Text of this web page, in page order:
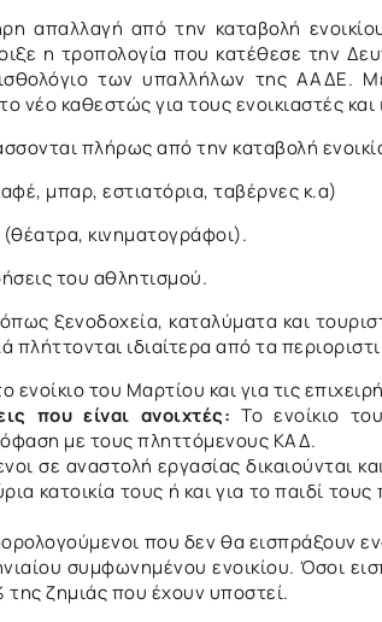
απαλλαγή από την καταβολή
η τροπολογία που κατέθεσε την
των υπαλλήλων της ΑΑΔΕ.
καθεστώς για τους ενοικιαστές
πλήρως από την καταβολή
μπαρ, εστιατόρια, ταβέρνες κ.α)
(θέατρα, κινηματογράφοι).
του αθλητισμού.
ξενοδοχεία, καταλύματα και
ιδιαίτερα από τα
ενοίκιο του Μαρτίου και για τις
που είναι ανοιχτές:Το ενοίκιο
με τους πληττόμενους ΚΑΔ.
σε αναστολή εργασίας δικαιούνται
κατοικία τους ή και για το παιδί
που δεν θα εισπράξουν
συμφωνημένου ενοικίου. Όσοι
ζημιάς που έχουν υποστεί.